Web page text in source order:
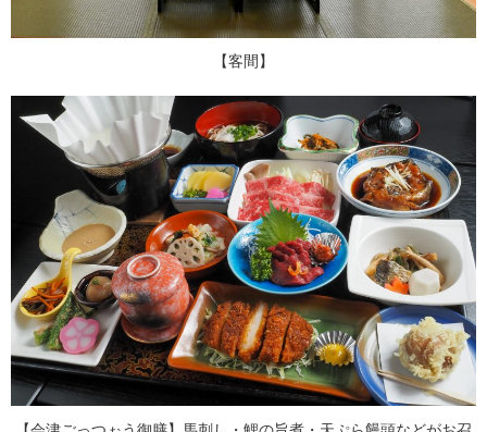
【客間】